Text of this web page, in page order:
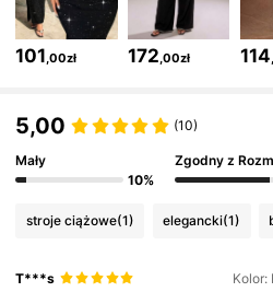
4,71 67K Obserwujący
4,71 67K Obserwujący
101,00zł 172,00zł 114
5,00 (10)
Mały
10%
Zgodny z
stroje ciążowe(1) elegancki(1)
T***s Kolor: